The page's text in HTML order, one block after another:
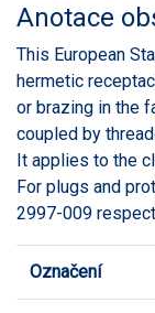
Anotace
This European
hermetic
or brazing in the
coupled by
It applies to the
For plugs and
2997-009
Označení